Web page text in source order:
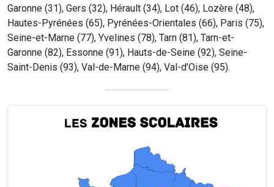
Garonne (31), Gers (32), Hérault (34), Lot (46), Lozère (48),
Hautes-Pyrénées (65), Pyrénées-Orientales (66), Paris (75),
Seine-et-Marne (77), Yvelines (78), Tarn (81), Tarn-et-
Garonne (82), Essonne (91), Hauts-de-Seine (92), Seine-
Saint-Denis (93), Val-de-Marne (94), Val-d’Oise (95).